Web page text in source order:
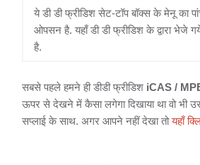
ये डी डी फ्रीडिश सेट-टॉप बॉक्स के मेनू का
ओपसन है. यहाँ डी डी फ्रीडिश के द्वारा भेजे
है.
सबसे पहले हमने ही डीडी फ्रीडिश iCAS /
ऊपर से देखने में कैसा लगेगा दिखाया था वो भी
सप्लाई के साथ. अगर आपने नहीं देखा तोयहाँ